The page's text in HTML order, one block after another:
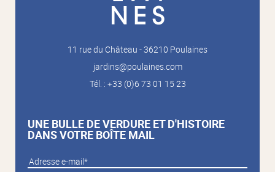
11 rue du Château - 36210 Poulaines
jardins@poulaines.com
Tél. : +33 (0)6 73 01 15 23
UNE BULLE DE VERDURE ET D'HISTOIRE
DANS VOTRE BOÎTE MAIL